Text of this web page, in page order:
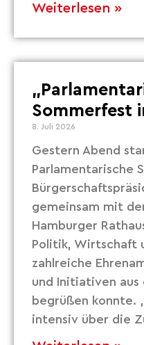
Weiterlesen »
Sommerfest
8. Juli 2026
Gestern Abend
Parlamentarische
gemeinsam mit
Hamburger
Politik, Wirtschaft
zahlreiche
und Initiativen aus
begrüßen konnte.
intensiv über die